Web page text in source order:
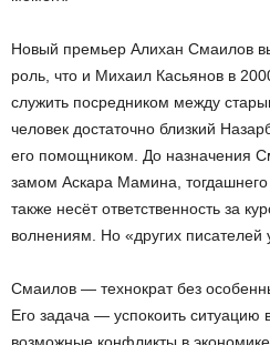
Новый премьер Алихан Смаилов
роль, что и Михаил Касьянов в
служить посредником между
человек достаточно близкий
его помощником. До назначения
замом Аскара Мамина,
также несёт ответственность за
волнениям. Но «других писателей
Смаилов — технократ без
Его задача — успокоить ситуацию